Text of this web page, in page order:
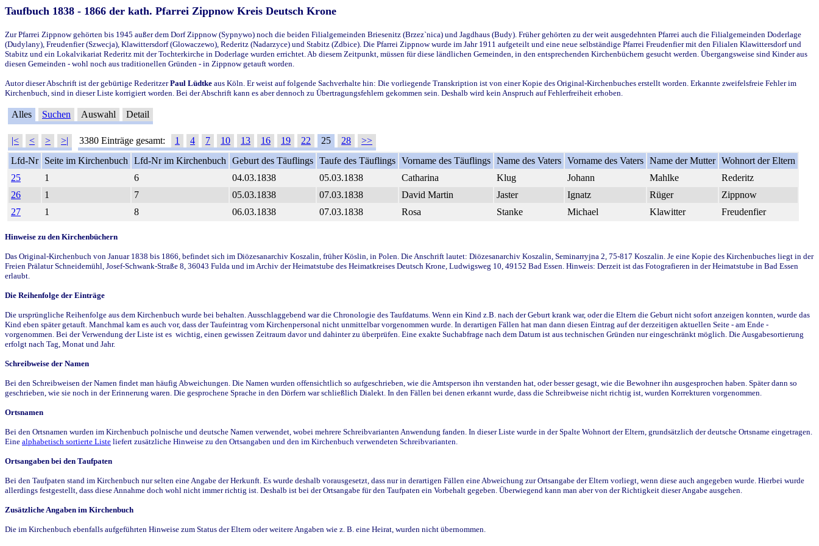
Taufbuch 1838 - 1866 der kath. Pfarrei Zippnow Kreis Deutsch Krone
Zur Pfarrei Zippnow gehörten bis 1945 außer dem Dorf Zippnow (Sypnywo) noch die beiden Filialgemeinden Briesenitz (Brzez`nica) und Jagdhaus (Budy). Früher gehörten zu der weit ausgedehnten Pfarrei auch die Filialgemeinden Doderlage
(Dudylany), Freudenfier (Szwecja), Klawittersdorf (Glowaczewo), Rederitz (Nadarzyce) und Stabitz (Zdbice). Die Pfarrei Zippnow wurde im Jahr 1911 aufgeteilt und eine neue selbständige Pfarrei Freudenfier mit den Filialen Klawittersdorf und
Stabitz und ein Lokalvikariat Rederitz mit der Tochterkirche in Doderlage wurden errichtet. Ab diesem Zeitpunkt, müssen für diese ländlichen Gemeinden, in den entsprechenden Kirchenbüchern gesucht werden. Übergangsweise sind Kinder aus
diesen Gemeinden - wohl noch aus traditionellen Gründen - in Zippnow getauft worden.
Autor dieser Abschrift ist der gebürtige RederitzerPaul Lüdtke aus Köln. Er weist auf folgende Sachverhalte hin: Die vorliegende Transkription ist von einer Kopie des Original-Kirchenbuches erstellt worden. Erkannte zweifelsfreie Fehler im
Kirchenbuch, sind in dieser Liste korrigiert worden. Bei der Abschrift kann es aber dennoch zu Übertragungsfehlern gekommen sein. Deshalb wird kein Anspruch auf Fehlerfreiheit erhoben.
Alles Suchen Auswahl Detail
|< < > >| 3380 Einträge gesamt: 1 4 7 10 13 16 19 22 25 28
>>
Lfd-Nr
Seite im Kirchenbuch Lfd-Nr im Kirchenbuch Geburt des Täuflings Taufe des Täuflings Vorname des Täuflings Name des Vaters Vorname des Vaters Name der Mutter Wohnort der Eltern
25
1 6 04.03.1838 05.03.1838 Catharina Klug Johann Mahlke
Rederitz
26
1 7 05.03.1838 07.03.1838 David Martin Jaster Ignatz Rüger
Zippnow
27
1 8 06.03.1838 07.03.1838 Rosa Stanke Michael Klawitter Freudenfier
Hinweise zu den Kirchenbüchern
Das Original-Kirchenbuch von Januar 1838 bis 1866, befindet sich im Diözesanarchiv Koszalin, früher Köslin, in Polen. Die Anschrift lautet: Diözesanarchiv Koszalin, Seminarryjna 2, 75-817 Koszalin. Je eine Kopie des Kirchenbuches liegt in der
Freien Prälatur Schneidemühl, Josef-Schwank-Straße 8, 36043 Fulda und im Archiv der Heimatstube des Heimatkreises Deutsch Krone, Ludwigsweg 10, 49152 Bad Essen. Hinweis: Derzeit ist das Fotografieren in der Heimatstube in Bad Essen
erlaubt.
Die Reihenfolge der Einträge
Die ursprüngliche Reihenfolge aus dem Kirchenbuch wurde bei behalten. Ausschlaggebend war die Chronologie des Taufdatums. Wenn ein Kind z.B. nach der Geburt krank war, oder die Eltern die Geburt nicht sofort anzeigen konnten, wurde das
Kind eben später getauft. Manchmal kam es auch vor, dass der Taufeintrag vom Kirchenpersonal nicht unmittelbar vorgenommen wurde. In derartigen Fällen hat man dann diesen Eintrag auf der derzeitigen aktuellen Seite - am Ende -
vorgenommen. Bei der Verwendung der Liste ist es wichtig, einen gewissen Zeitraum davor und dahinter zu überprüfen. Eine exakte Suchabfrage nach dem Datum ist aus technischen Gründen nur eingeschränkt möglich. Die Ausgabesortierung
erfolgt nach Tag, Monat und Jahr.
Schreibweise der Namen
Bei den Schreibweisen der Namen findet man häufig Abweichungen. Die Namen wurden offensichtlich so aufgeschrieben, wie die Amtsperson ihn verstanden hat, oder besser gesagt, wie die Bewohner ihn ausgesprochen haben. Später dann so
geschrieben, wie sie noch in der Erinnerung waren. Die gesprochene Sprache in den Dörfern war schließlich Dialekt. In den Fällen bei denen erkannt wurde, dass die Schreibweise nicht richtig ist, wurden Korrekturen vorgenommen.
Ortsnamen
Bei den Ortsnamen wurden im Kirchenbuch polnische und deutsche Namen verwendet, wobei mehrere Schreibvarianten Anwendung fanden. In dieser Liste wurde in der Spalte Wohnort der Eltern, grundsätzlich der deutsche Ortsname eingetragen.
Eine alphabetisch sortierte Liste liefert zusätzliche Hinweise zu den Ortsangaben und den im Kirchenbuch verwendeten Schreibvarianten.
Ortsangaben bei den Taufpaten
Bei den Taufpaten stand im Kirchenbuch nur selten eine Angabe der Herkunft. Es wurde deshalb vorausgesetzt, dass nur in derartigen Fällen eine Abweichung zur Ortsangabe der Eltern vorliegt, wenn diese auch angegeben wurde. Hierbei wurde
allerdings festgestellt, dass diese Annahme doch wohl nicht immer richtig ist. Deshalb ist bei der Ortsangabe für den Taufpaten ein Vorbehalt gegeben. Überwiegend kann man aber von der Richtigkeit dieser Angabe ausgehen.
Zusätzliche Angaben im Kirchenbuch
Die im Kirchenbuch ebenfalls aufgeführten Hinweise zum Status der Eltern oder weitere Angaben wie z. B. eine Heirat, wurden nicht übernommen.